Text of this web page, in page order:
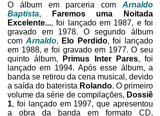
O álbum em parceria com Arnaldo
Baptista,
Faremos uma Noitada
Excelente..., foi lançado em 1987, e foi
gravado em 1978. O segundo álbum
com Arnaldo, Elo Perdido, foi lançado
em 1988, e foi gravado em 1977.O seu
quinto álbum,
Primus Inter Pares, foi
lançado em 1994.Após esse álbum, a
banda se retirou da cena musical, devido
a saída do baterista Rolando. O primeiro
volume da série de compilações, Dossiê
1, foi lançado em 1997, que apresentou
a obra da banda em formato CD,